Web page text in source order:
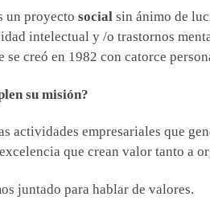
un proyecto social sin ánimo de
intelectual y /o trastornos
se creó en 1982 con catorce
su misión?
actividades empresariales que
que crean valor tanto a
juntado para hablar de valores.